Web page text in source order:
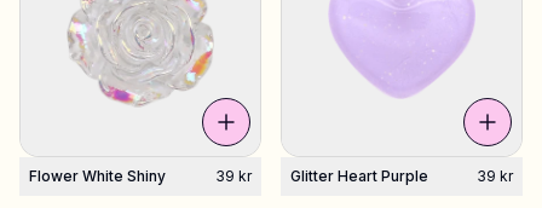
Flower White Shiny 39 kr Glitter Heart Purple 39 kr